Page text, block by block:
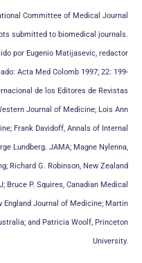
Committee of Medical Journal
submitted to biomedical journals.
por Eugenio Matijasevic, redactor
Acta Med Colomb 1997; 22: 199-
de los Editores de Revistas
Journal of Medicine; Lois Ann
Frank Davidoff, Annals of Internal
Lundberg. JAMA; Magne Nylenna,
Richard G. Robinson, New Zealand
Bruce P. Squires, Canadian Medical
England Journal of Medicine; Martin
and Patricia Woolf, Princeton
University.